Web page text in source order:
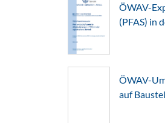
ÖWAV-
(PFAS) in
ÖWAV-
auf